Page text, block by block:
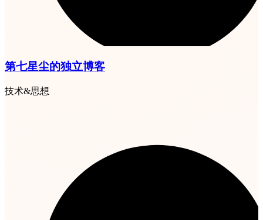
第七星尘的独立博客
技术&思想